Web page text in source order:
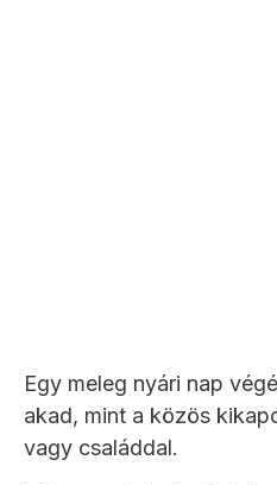
Egy meleg nyári nap
akad, mint a közös
vagy családdal.